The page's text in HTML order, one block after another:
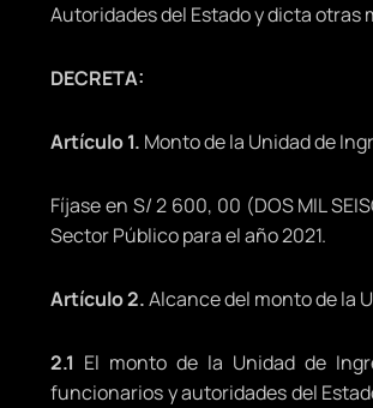
Autoridades del Estado y dicta otras
DECRETA:
Artículo 1. Monto de la Unidad de
Fíjase en S/ 2 600, 00 (DOS MIL
Sector Público para el año 2021.
Artículo 2.Alcance del monto de la
2.1 El monto de la Unidad de
funcionarios y autoridades del